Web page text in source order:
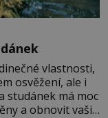
vlastnosti,
osvěžení, ale i
studánek má moc
a obnovit vaši